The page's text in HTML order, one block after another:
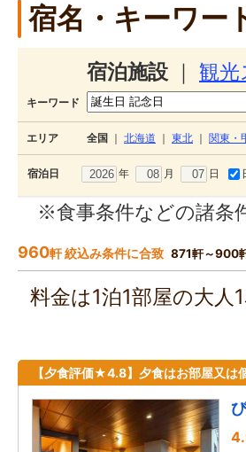
宿名・キーワー
宿泊施設 観光
キーワード
エリア 全国 北海道 東北 関東・
宿泊日 年 月 日
※食事条件などの諸条
960軒 絞込み条件に合致 871軒～900
料金は1泊1部屋の大
【夕食評価★4.8】夕食はお部屋又は